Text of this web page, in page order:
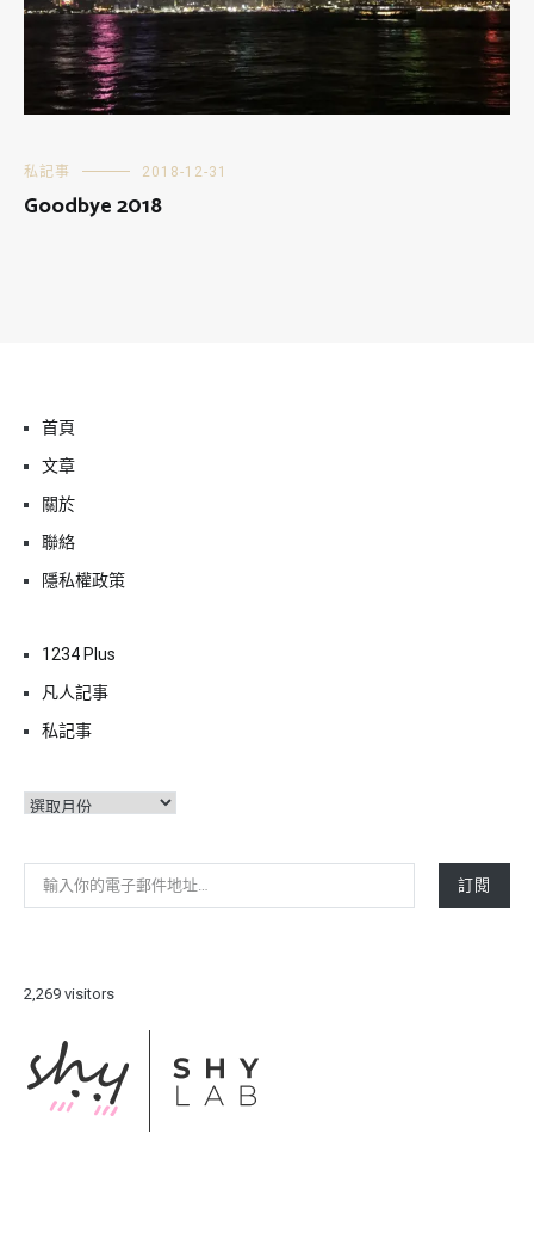
私記事 2018-12-31
Goodbye 2018
首頁
文章
關於
聯絡
隱私權政策
1234 Plus
凡人記事
私記事
彙
輸入你的電子郵件地址…
訂閱
2,269 visitors